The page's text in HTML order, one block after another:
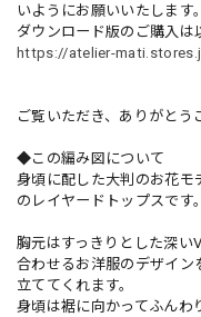
いようにお願いいたします。
ダウンロード版のご購入は
https://atelier-
ご覧いただき、ありがとう
◆この編み図について
身頃に配した大判のお花モ
のレイヤードトップスです。
胸元はすっきりとした深い
合わせるお洋服のデザイン
立ててくれます。
身頃は裾に向かってふんわ